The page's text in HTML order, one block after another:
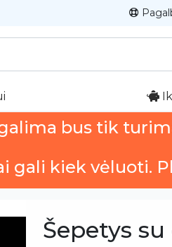
bus tik
kiek vėluoti.
Šepetys